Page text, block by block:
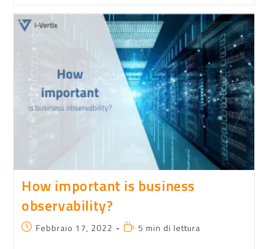
How important is business
observability?
Febbraio 17, 2022 5 min di lettura